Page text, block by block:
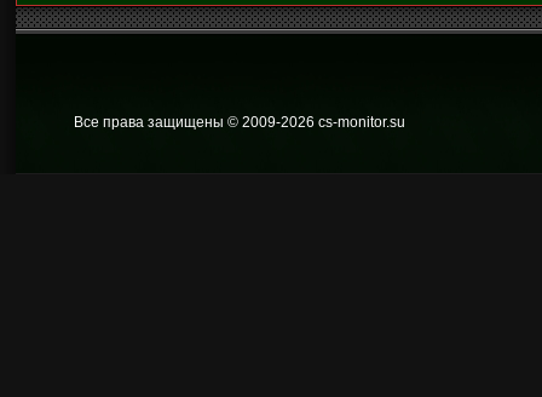
Все права защищены © 2009-2026 cs-monitor.su